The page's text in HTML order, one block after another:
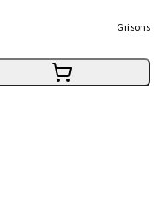
Grisons